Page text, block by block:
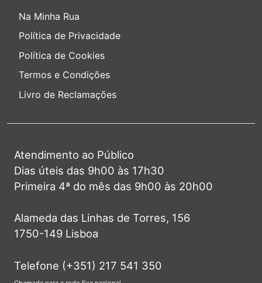
Na Minha Rua
Política de Privacidade
Política de Cookies
Termos e Condições
Livro de Reclamações
Atendimento ao Público
Dias úteis das 9h00 às 17h30
Primeira 4ª do mês das 9h00 às 20h00
Alameda das Linhas de Torres, 156
1750-149 Lisboa
Telefone (+351) 217 541 350